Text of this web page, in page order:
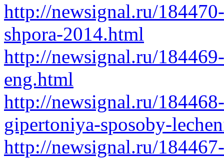
http://newsignal.ru/
shpora-2014.html
http://newsignal.ru/
eng.html
http://newsignal.ru/
gipertoniya-sposoby-
http://newsignal.ru/